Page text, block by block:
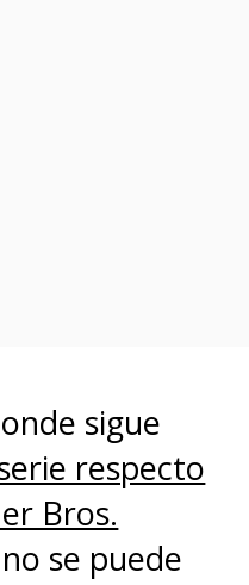
de la
despedido
sigue
respecto
Bros.
se puede